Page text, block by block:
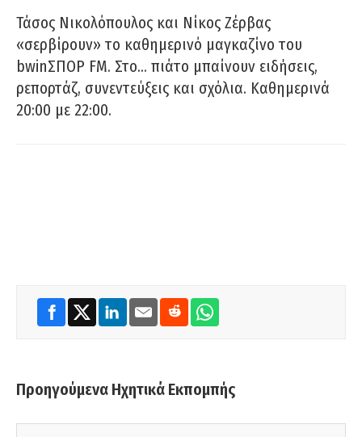
Τάσος Νικολόπουλος και Νίκος Ζέρβας
«σερβίρουν» το καθημερινό μαγκαζίνο του
bwinΣΠΟΡ FM. Στο… πιάτο μπαίνουν ειδήσεις,
ρεπορτάζ, συνεντεύξεις και σχόλια. Καθημερινά
20:00 με 22:00.
Προηγούμενα Ηχητικά Εκπομπής